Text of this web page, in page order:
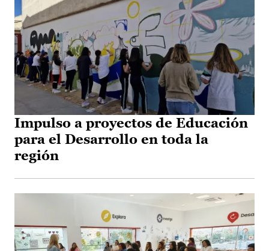
Impulso a proyectos de Educación
para el Desarrollo en toda la
región